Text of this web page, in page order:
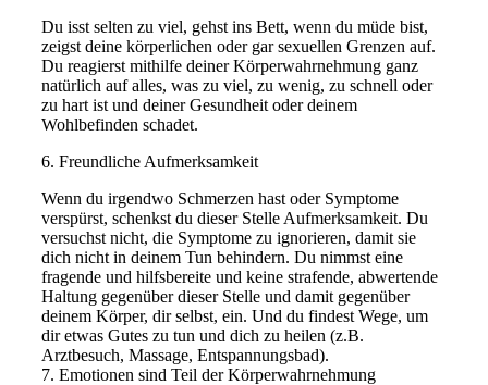
Du isst selten zu viel, gehst ins Bett, wenn du müde bist,
zeigst deine körperlichen oder gar sexuellen Grenzen auf.
Du reagierst mithilfe deiner Körperwahrnehmung ganz
natürlich auf alles, was zu viel, zu wenig, zu schnell oder
zu hart ist und deiner Gesundheit oder deinem
Wohlbefinden schadet.
6. Freundliche Aufmerksamkeit
Wenn du irgendwo Schmerzen hast oder Symptome
verspürst, schenkst du dieser Stelle Aufmerksamkeit. Du
versuchst nicht, die Symptome zu ignorieren, damit sie
dich nicht in deinem Tun behindern. Du nimmst eine
fragende und hilfsbereite und keine strafende, abwertende
Haltung gegenüber dieser Stelle und damit gegenüber
deinem Körper, dir selbst, ein. Und du findest Wege, um
dir etwas Gutes zu tun und dich zu heilen (z.B.
Arztbesuch, Massage, Entspannungsbad).
7. Emotionen sind Teil der Körperwahrnehmung